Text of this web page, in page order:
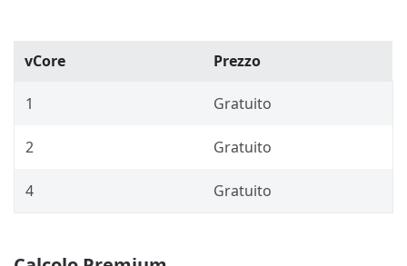
vCore Prezzo
1 Gratuito
2 Gratuito
4 Gratuito